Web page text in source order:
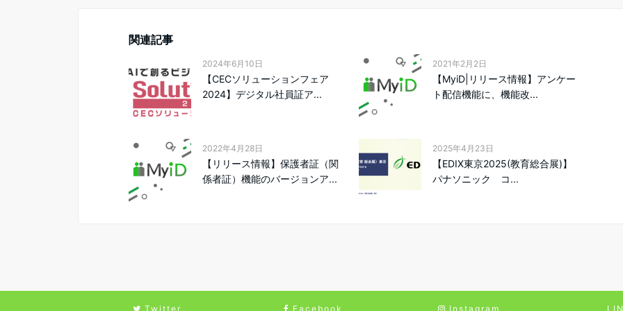
関連記事
2024年6月10日
【CECソリューションフェア
2024】デジタル社員証ア...
2021年2月2日
【MyiD|リリース情報】アンケー
ト配信機能に、機能改...
2022年4月28日
【リリース情報】保護者証（関
係者証）機能のバージョンア...
2025年4月23日
【EDIX東京2025(教育総合展)】
パナソニック コ...
Twitter Facebook Instagram